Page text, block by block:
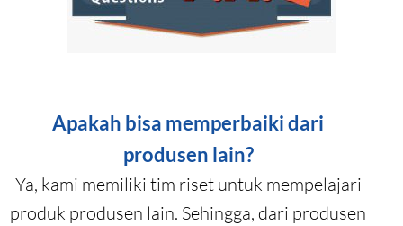
Apakah bisa memperbaiki dari
produsen lain?
Ya, kami memiliki tim riset untuk mempelajari
produk produsen lain. Sehingga, dari produsen